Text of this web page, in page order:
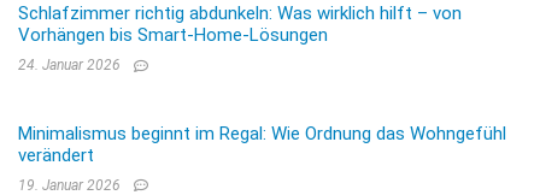
Schlafzimmer richtig abdunkeln: Was wirklich hilft – von
Vorhängen bis Smart-Home-Lösungen
24. Januar 2026
Minimalismus beginnt im Regal: Wie Ordnung das Wohngefühl
verändert
19. Januar 2026